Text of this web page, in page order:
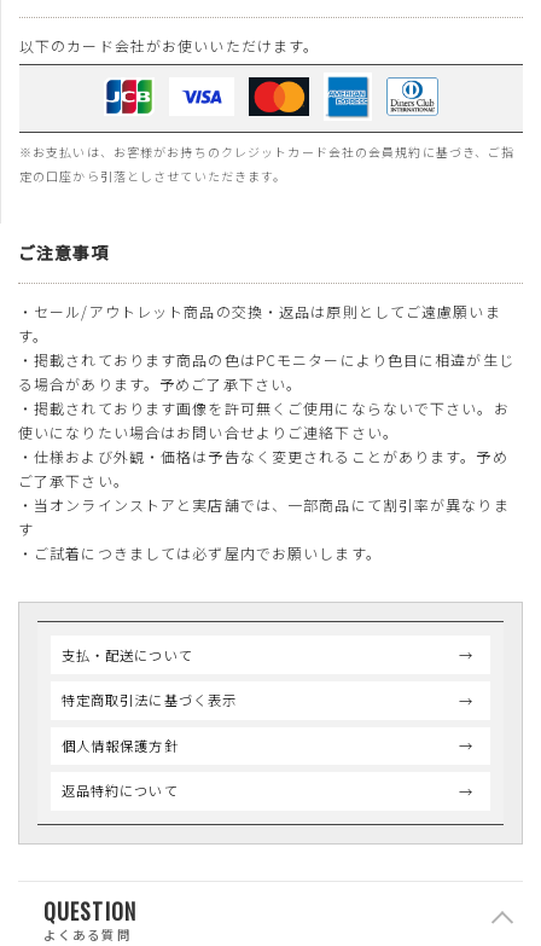
以下のカード会社がお使いいただけます。
※お支払いは、お客様がお持ちのクレジットカード会社の会員規約に基づき、ご指
定の口座から引落としさせていただきます。
ご注意事項
・セール/アウトレット商品の交換・返品は原則としてご遠慮願いま
す。
・掲載されております商品の色はPCモニターにより色目に相違が生じ
る場合があります。予めご了承下さい。
・掲載されております画像を許可無くご使用にならないで下さい。お
使いになりたい場合はお問い合せよりご連絡下さい。
・仕様および外観・価格は予告なく変更されることがあります。予め
ご了承下さい。
・当オンラインストアと実店舗では、一部商品にて割引率が異なりま
す
・ご試着につきましては必ず屋内でお願いします。
支払・配送について
特定商取引法に基づく表示
個人情報保護方針
返品特約について
QUESTION
よくある質問